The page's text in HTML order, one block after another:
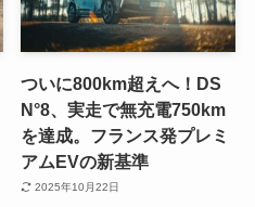
ついに800km超えへ！DS
N°8、実走で無充電750km
を達成。フランス発プレミ
アムEVの新基準
2025年10月22日